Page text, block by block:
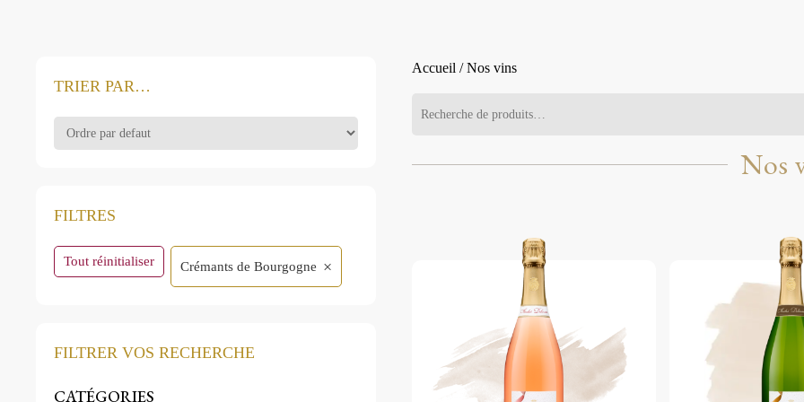
Accueil / Nos vins
Nos
TRIER PAR…
FILTRES
Tout réinitialiser Crémants de Bourgogne ×
FILTRER VOS RECHERCHE
CATÉGORIES